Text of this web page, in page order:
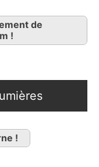
de
!
!